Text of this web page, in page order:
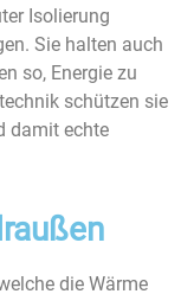
Isolierung
Sie halten auch
so, Energie zu
schützen sie
damit echte
die Wärme